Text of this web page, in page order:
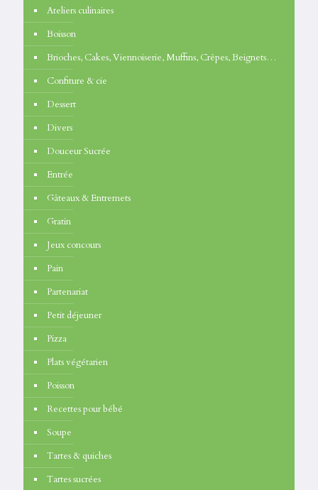
Ateliers culinaires
Boisson
Brioches, Cakes, Viennoiserie, Muffins, Crêpes, Beignets…
Confiture & cie
Dessert
Divers
Douceur Sucrée
Entrée
Gâteaux & Entremets
Gratin
Jeux concours
Pain
Partenariat
Petit déjeuner
Pizza
Plats végétarien
Poisson
Recettes pour bébé
Soupe
Tartes & quiches
Tartes sucrées